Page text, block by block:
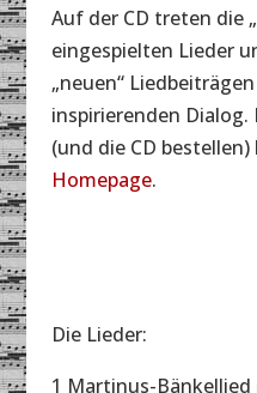
Auf der CD treten die
eingespielten Lieder
„neuen“
inspirierenden Dialog.
(und die CD
Homepage.
Die Lieder:
1 Martinus-Bänkellied